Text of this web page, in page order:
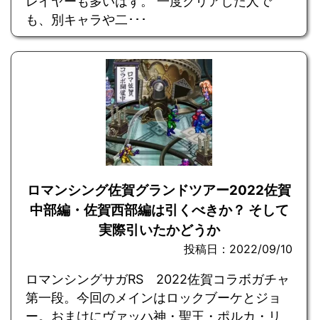
も、別キャラや二･･･
ロマンシング佐賀グランドツアー2022佐賀
中部編・佐賀西部編は引くべきか？ そして
実際引いたかどうか
投稿日：2022/09/10
ロマンシングサガRS 2022佐賀コラボガチャ
第一段。今回のメインはロックブーケとジョ
ー。おまけにヴァッハ神・聖王・ポルカ・リ